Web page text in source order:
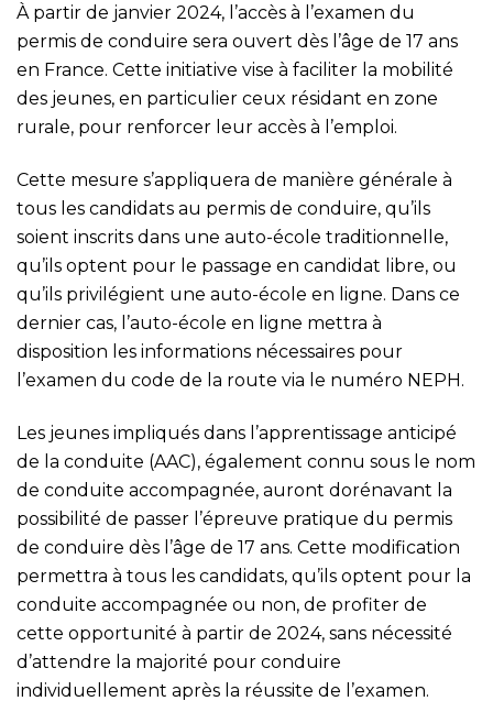
À partir de janvier 2024, l’accès à l’examen du
permis de conduire sera ouvert dès l’âge de 17 ans
en France. Cette initiative vise à faciliter la mobilité
des jeunes, en particulier ceux résidant en zone
rurale, pour renforcer leur accès à l’emploi.
Cette mesure s’appliquera de manière générale à
tous les candidats au permis de conduire, qu’ils
soient inscrits dans une auto-école traditionnelle,
qu’ils optent pour le passage en candidat libre, ou
qu’ils privilégient une auto-école en ligne. Dans ce
dernier cas, l’auto-école en ligne mettra à
disposition les informations nécessaires pour
l’examen du code de la route via le numéro NEPH.
Les jeunes impliqués dans l’apprentissage anticipé
de la conduite (AAC), également connu sous le nom
de conduite accompagnée, auront dorénavant la
possibilité de passer l’épreuve pratique du permis
de conduire dès l’âge de 17 ans. Cette modification
permettra à tous les candidats, qu’ils optent pour la
conduite accompagnée ou non, de profiter de
cette opportunité à partir de 2024, sans nécessité
d’attendre la majorité pour conduire
individuellement après la réussite de l’examen.